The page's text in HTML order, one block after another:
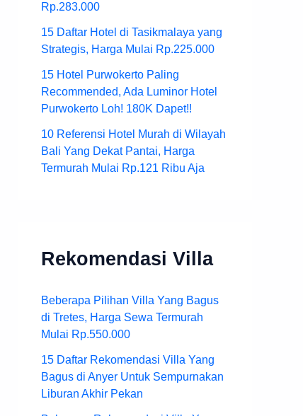
Rp.283.000
15 Daftar Hotel di Tasikmalaya yang
Strategis, Harga Mulai Rp.225.000
15 Hotel Purwokerto Paling
Recommended, Ada Luminor Hotel
Purwokerto Loh! 180K Dapet!!
10 Referensi Hotel Murah di Wilayah
Bali Yang Dekat Pantai, Harga
Termurah Mulai Rp.121 Ribu Aja
Rekomendasi Villa
Beberapa Pilihan Villa Yang Bagus
di Tretes, Harga Sewa Termurah
Mulai Rp.550.000
15 Daftar Rekomendasi Villa Yang
Bagus di Anyer Untuk Sempurnakan
Liburan Akhir Pekan